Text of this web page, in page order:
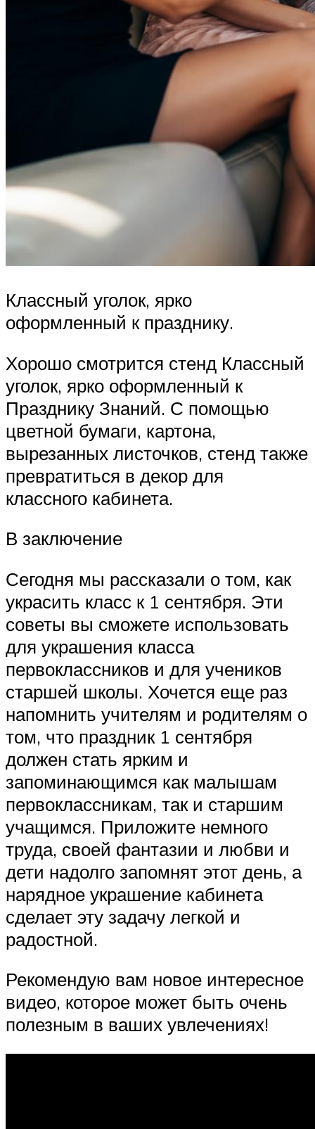
Классный уголок, ярко
оформленный к празднику.
Хорошо смотрится стенд Классный
уголок, ярко оформленный к
Празднику Знаний. С помощью
цветной бумаги, картона,
вырезанных листочков, стенд также
превратиться в декор для
классного кабинета.
В заключение
Сегодня мы рассказали о том, как
украсить класс к 1 сентября. Эти
советы вы сможете использовать
для украшения класса
первоклассников и для учеников
старшей школы. Хочется еще раз
напомнить учителям и родителям о
том, что праздник 1 сентября
должен стать ярким и
запоминающимся как малышам
первоклассникам, так и старшим
учащимся. Приложите немного
труда, своей фантазии и любви и
дети надолго запомнят этот день, а
нарядное украшение кабинета
сделает эту задачу легкой и
радостной.
Рекомендую вам новое интересное
видео, которое может быть очень
полезным в ваших увлечениях!